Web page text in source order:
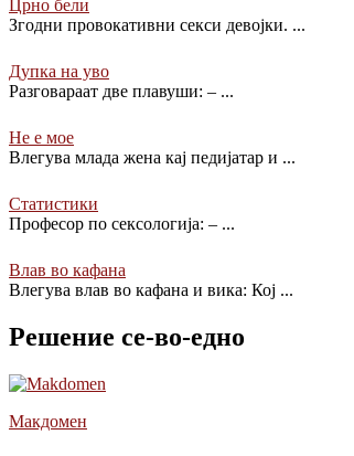
Црно бели
Згодни провокативни секси девојки. ...
Дупка на уво
Разговараат две плавуши: – ...
Не е мое
Влегува млада жена кај педијатар и ...
Статистики
Професор по сексологија: – ...
Влав во кафана
Влегува влав во кафана и вика: Кој ...
Решение се-во-едно
Макдомен